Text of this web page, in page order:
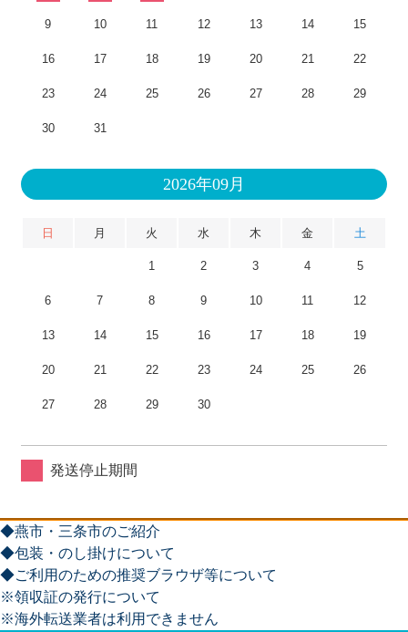
9 10 11 12 13 14 15
16 17 18 19 20 21 22
23 24 25 26 27 28 29
30 31
2026年09月
日 月 火 水 木 金 土
1 2 3 4 5
6 7 8 9 10 11 12
13 14 15 16 17 18 19
20 21 22 23 24 25 26
27 28 29 30
発送停止期間
◆燕市・三条市のご紹介
◆包装・のし掛けについて
◆ご利用のための推奨ブラウザ等について
※領収証の発行について
※海外転送業者は利用できません